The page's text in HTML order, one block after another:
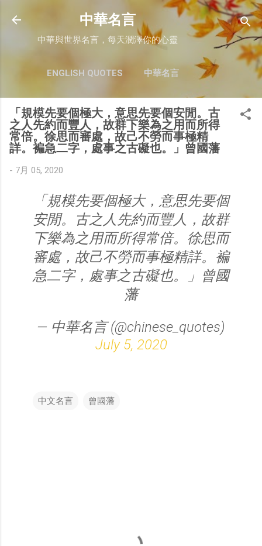
跳至主要內容
中華名言
中華與世界名言，每天潤澤你的心靈
ENGLISH QUOTES 中華名言
「規模先要個極大，意思先要個安閒。古
之人先約而豐人，故群下樂為之用而所得
常倍。徐思而審處，故己不勞而事極精
詳。褊急二字，處事之古礙也。」曾國藩
- 7月 05, 2020
「規模先要個極大，意思先要個
安閒。古之人先約而豐人，故群
下樂為之用而所得常倍。徐思而
審處，故己不勞而事極精詳。褊
急二字，處事之古礙也。」曾國
藩
— 中華名言 (@chinese_quotes)
July 5, 2020
中文名言 曾國藩